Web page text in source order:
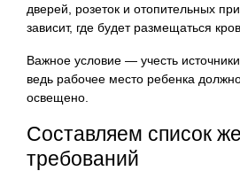
дверей, розеток и отопительных
зависит, где будет размещаться
Важное условие — учесть источники
ведь рабочее место ребенка
освещено.
Составляем список
требований